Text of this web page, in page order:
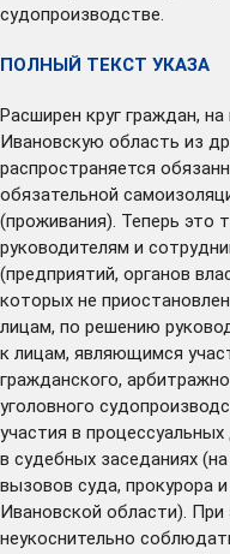
судопроизводстве.
ПОЛНЫЙ ТЕКСТ УКАЗА
Расширен круг граждан,
Ивановскую область из
распространяется
обязательной
(проживания). Теперь это
руководителям и
(предприятий, органов
которых не
лицам, по решению
к лицам, являющимся
гражданского,
уголовного
участия в
в судебных заседаниях
вызовов суда, прокурора
Ивановской области).
неукоснительно